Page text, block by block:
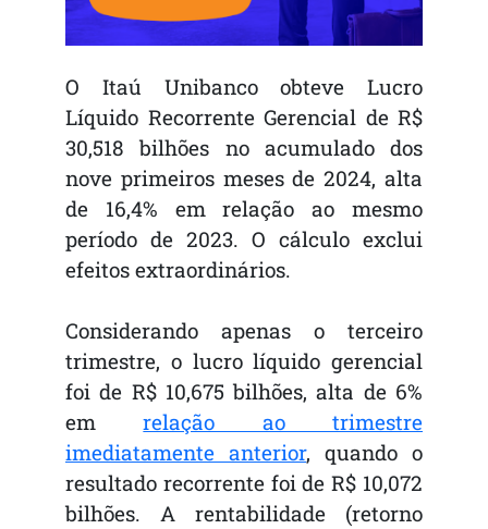
O Itaú Unibanco obteve Lucro
Líquido Recorrente Gerencial de R$
30,518 bilhões no acumulado dos
nove primeiros meses de 2024, alta
de 16,4% em relação ao mesmo
período de 2023. O cálculo exclui
efeitos extraordinários.
Considerando apenas o terceiro
trimestre, o lucro líquido gerencial
foi de R$ 10,675 bilhões, alta de 6%
emrelação ao trimestre
imediatamente anterior, quando o
resultado recorrente foi de R$ 10,072
bilhões. A rentabilidade (retorno